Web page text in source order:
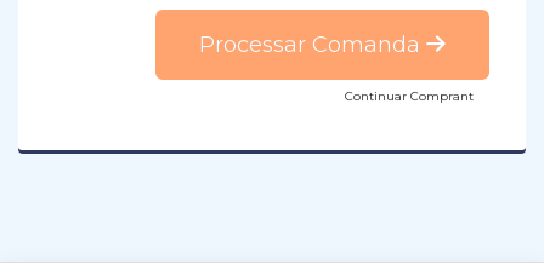
Processar Comanda
Continuar Comprant